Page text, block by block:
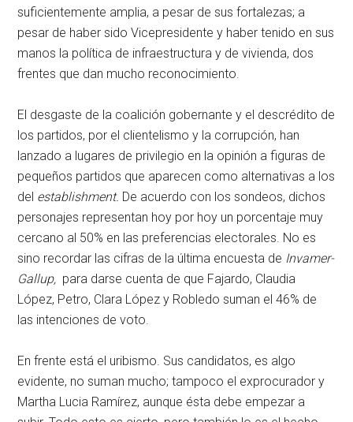
suficientemente amplia, a pesar de sus fortalezas; a
pesar de haber sido Vicepresidente y haber tenido en sus
manos la política de infraestructura y de vivienda, dos
frentes que dan mucho reconocimiento.
El desgaste de la coalición gobernante y el descrédito de
los partidos, por el clientelismo y la corrupción, han
lanzado a lugares de privilegio en la opinión a figuras de
pequeños partidos que aparecen como alternativas a los
del establishment. De acuerdo con los sondeos, dichos
personajes representan hoy por hoy un porcentaje muy
cercano al 50% en las preferencias electorales. No es
sino recordar las cifras de la última encuesta de Invamer-
Gallup, para darse cuenta de que Fajardo, Claudia
López, Petro, Clara López y Robledo suman el 46% de
las intenciones de voto.
En frente está el uribismo. Sus candidatos, es algo
evidente, no suman mucho; tampoco el exprocurador y
Martha Lucia Ramírez, aunque ésta debe empezar a